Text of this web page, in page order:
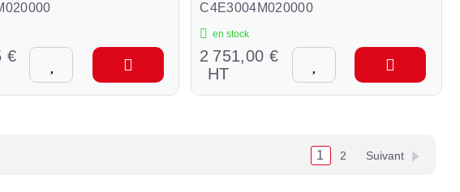
€
C4E3004M020000
en stock
2 751,00 €
HT
1 2 Suivant